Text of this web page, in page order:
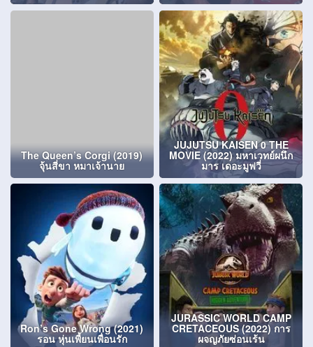
The Queen’s Corgi (2019)
จุ้นสี่ขา หมาเจ้านาย
JUJUTSU KAISEN 0 THE
MOVIE (2022) มหาเวทย์ผนึก
มาร เดอะมูฟวี่
Ron’s Gone Wrong (2021)
รอน หุ่นเพี้ยนเพื่อนรัก
JURASSIC WORLD CAMP
CRETACEOUS (2022) การ
ผจญภัยซ่อนเร้น